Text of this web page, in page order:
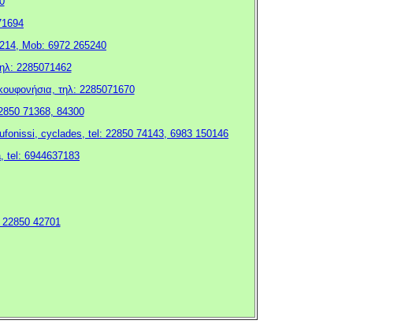
Mob: 6972 265240
2285071462
τηλ: 2285071670
71368, 84300
cyclades, tel: 22850 74143, 6983 150146
tel: 6944637183
42701